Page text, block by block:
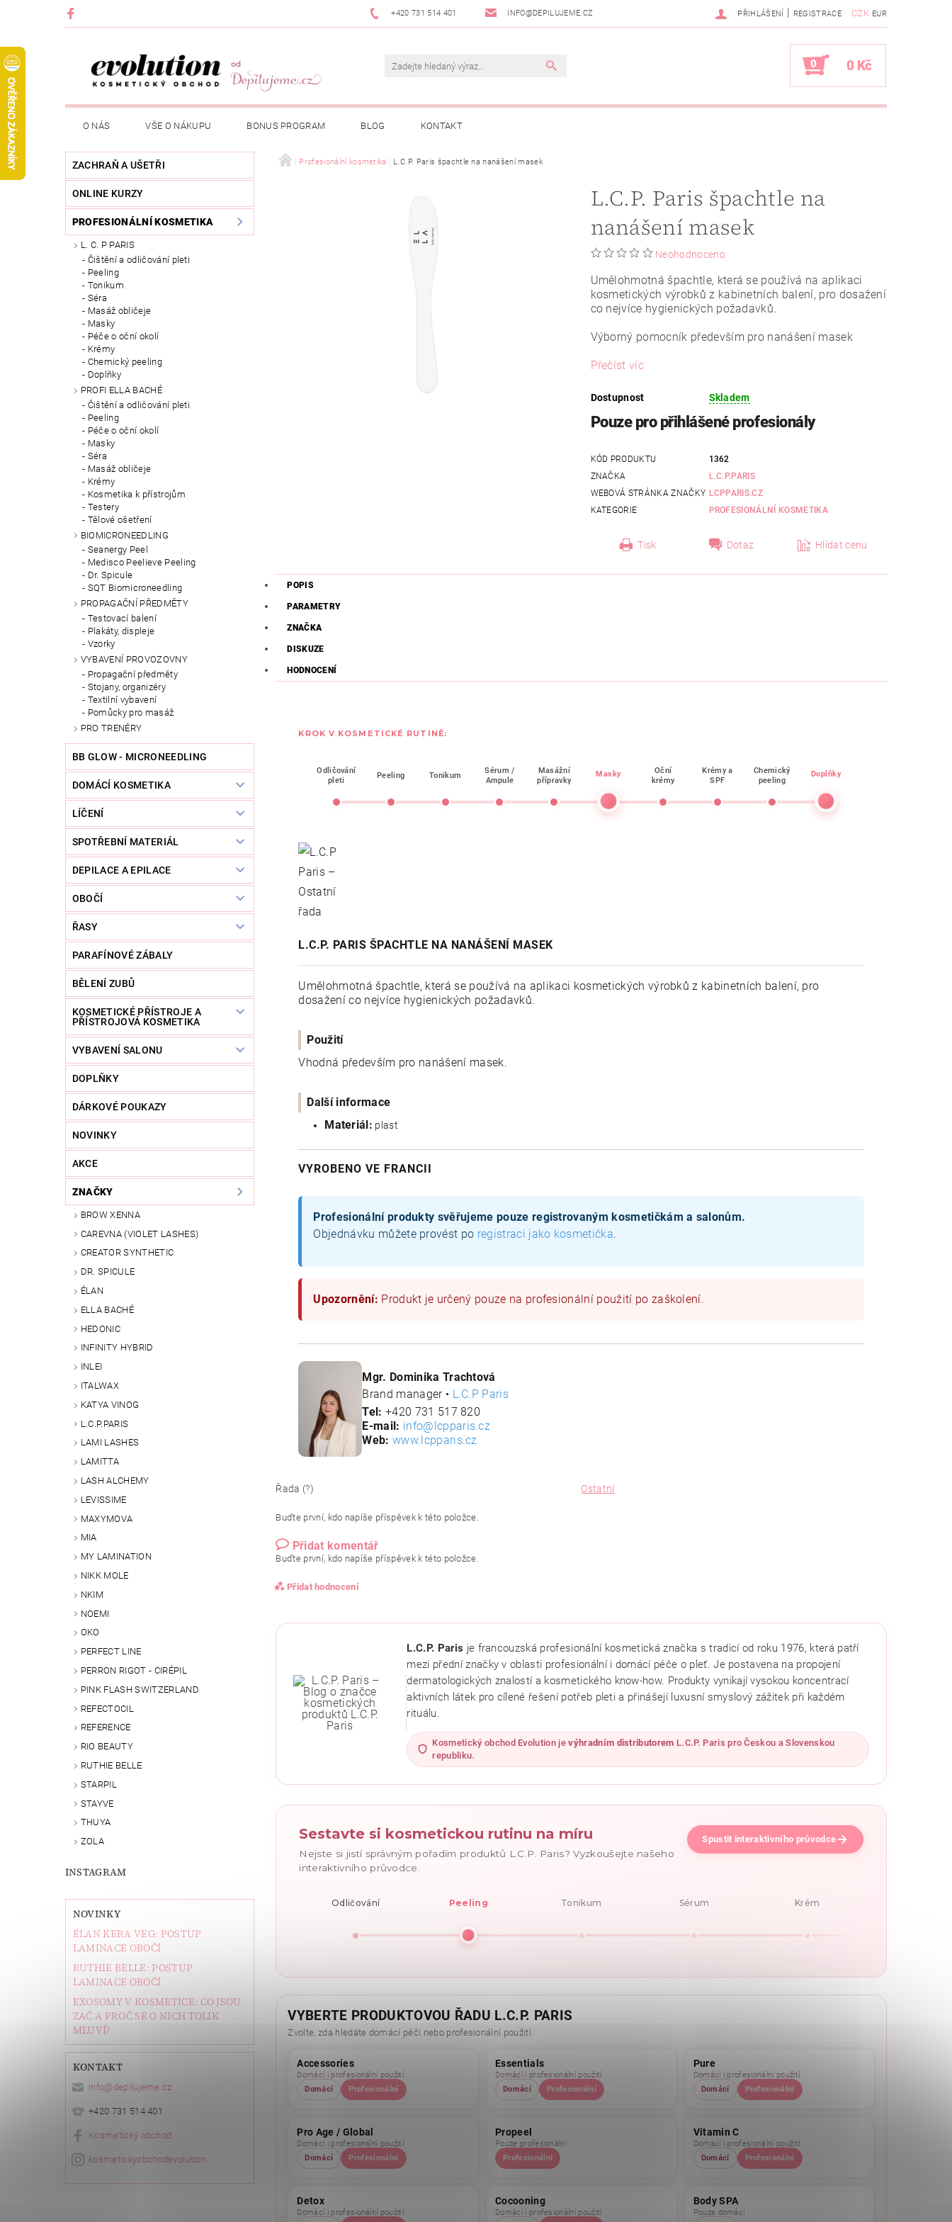
+420 731 514 401 INFO@DEPILUJEME.CZ CZK EUR
PŘIHLÁŠENÍ | REGISTRACE
0 0 Kč
O NÁS VŠE O NÁKUPU BONUS PROGRAM BLOG KONTAKT
ZACHRAŇ A UŠETŘI
ONLINE KURZY
PROFESIONÁLNÍ KOSMETIKA
L. C. P PARIS
Čištění a odličování pleti
Peeling
Tonikum
Séra
Masáž obličeje
Masky
Péče o oční okolí
Krémy
Chemický peeling
Doplňky
PROFI ELLA BACHÉ
Čištění a odličování pleti
Peeling
Péče o oční okolí
Masky
Séra
Masáž obličeje
Krémy
Kosmetika k přístrojům
Testery
Tělové ošetření
BIOMICRONEEDLING
Seanergy Peel
Medisco Peelieve Peeling
Dr. Spicule
SQT Biomicroneedling
PROPAGAČNÍ PŘEDMĚTY
Testovací balení
Plakáty, displeje
Vzorky
VYBAVENÍ PROVOZOVNY
Propagační předměty
Stojany, organizéry
Textilní vybavení
Pomůcky pro masáž
PRO TRENÉRY
BB GLOW - MICRONEEDLING
DOMÁCÍ KOSMETIKA
LÍČENÍ
SPOTŘEBNÍ MATERIÁL
DEPILACE A EPILACE
OBOČÍ
ŘASY
PARAFÍNOVÉ ZÁBALY
BĚLENÍ ZUBŮ
KOSMETICKÉ PŘÍSTROJE A
PŘÍSTROJOVÁ KOSMETIKA
VYBAVENÍ SALONU
DOPLŇKY
DÁRKOVÉ POUKAZY
NOVINKY
AKCE
ZNAČKY
BROW XENNA
CAREVNA (VIOLET LASHES)
CREATOR SYNTHETIC
DR. SPICULE
ÉLAN
ELLA BACHÉ
HEDONIC
INFINITY HYBRID
INLEI
ITALWAX
KATYA VINOG
L.C.P.PARIS
LAMI LASHES
LAMITTA
LASH ALCHEMY
LEVISSIME
MAXYMOVA
MIA
MY LAMINATION
NIKK MOLE
NKIM
NOEMI
OKO
PERFECT LINE
PERRON RIGOT - CIRÉPIL
PINK FLASH SWITZERLAND
REFECTOCIL
REFERENCE
RIO BEAUTY
RUTHIE BELLE
STARPIL
STAYVE
THUYA
ZOLA
INSTAGRAM
NOVINKY
ÉLAN KERA VEG: POSTUP
LAMINACE OBOČÍ
RUTHIE BELLE: POSTUP
LAMINACE OBOČÍ
EXOSOMY V KOSMETICE: CO JSOU
ZAČ A PROČ SE O NICH TOLIK
MLUVÍ?
KONTAKT
info@depilujeme.cz
+420 731 514 401
Kosmetický obchod
kosmetickyobchodevolution
Profesionální kosmetika L.C.P. Paris špachtle na nanášení masek
L.C.P. Paris špachtle na
nanášení masek
Neohodnoceno
Umělohmotná špachtle, která se používá na aplikaci
kosmetických výrobků z kabinetních balení, pro dosažení
co nejvíce hygienických požadavků.
Výborný pomocník především pro nanášení masek
Přečíst víc
Dostupnost Skladem
Pouze pro přihlášené profesionály
KÓD PRODUKTU
1362
ZNAČKA
L.C.P.PARIS
WEBOVÁ STRÁNKA ZNAČKY LCPPARIS.CZ
KATEGORIE
PROFESIONÁLNÍ KOSMETIKA
Tisk Dotaz Hlídat cenu
POPIS
PARAMETRY
ZNAČKA
DISKUZE
HODNOCENÍ
KROK V KOSMETICKÉ RUTINĚ:
Odličování
pleti
Peeling Tonikum
Sérum /
Ampule
Masážní
přípravky
Masky
Oční
krémy
Krémy a
SPF
Chemický
peeling
Doplňky
L.C.P. PARIS ŠPACHTLE NA NANÁŠENÍ MASEK
Umělohmotná špachtle, která se používá na aplikaci kosmetických výrobků z kabinetních balení, pro
dosažení co nejvíce hygienických požadavků.
Použití
Vhodná především pro nanášení masek.
Další informace
Materiál: plast
VYROBENO VE FRANCII
Profesionální produkty svěřujeme pouze registrovaným kosmetičkám a salonům.
Objednávku můžete provést po registraci jako kosmetička.
Upozornění: Produkt je určený pouze na profesionální použití po zaškolení.
Mgr. Dominika Trachtová
Brand manager • L.C.P Paris
Tel: +420 731 517 820
E-mail: info@lcpparis.cz
Web: www.lcpparis.cz
Řada (?) Ostatní
Buďte první, kdo napíše příspěvek k této položce.
Přidat komentář
Buďte první, kdo napíše příspěvek k této položce.
Přidat hodnocení
Vložením hodnocení souhlasíte sezásadami ochrany osobních údajů.
L.C.P. Paris je francouzská profesionální kosmetická značka s tradicí od roku 1976, která patří
mezi přední značky v oblasti profesionální i domácí péče o pleť. Je postavena na propojení
dermatologických znalostí a kosmetického know-how. Produkty vynikají vysokou koncentrací
aktivních látek pro cílené řešení potřeb pleti a přinášejí luxusní smyslový zážitek při každém
rituálu.
Kosmetický obchod Evolution jevýhradním distributorem L.C.P. Paris pro Českou a Slovenskou
republiku.
Sestavte si kosmetickou rutinu na míru
Nejste si jistí správným pořadím produktů L.C.P. Paris? Vyzkoušejte našeho
interaktivního průvodce.
Spustit interaktivního průvodce
Odličování Peeling Tonikum Sérum Krém
VYBERTE PRODUKTOVOU ŘADU L.C.P. PARIS
Zvolte, zda hledáte domácí péči nebo profesionální použití.
Accessories
Domácí i profesionální použití
Domácí
Profesionální
Essentials
Domácí i profesionální použití
Domácí
Profesionální
Pure
Domácí i profesionální použití
Domácí
Profesionální
Pro Age / Global
Domácí i profesionální použití
Domácí
Profesionální
Propeel
Pouze profesionální
Profesionální
Vitamin C
Domácí i profesionální použití
Domácí
Profesionální
Detox
Domácí i profesionální použití
Cocooning
Domácí i profesionální použití
Body SPA
Pouze domácí